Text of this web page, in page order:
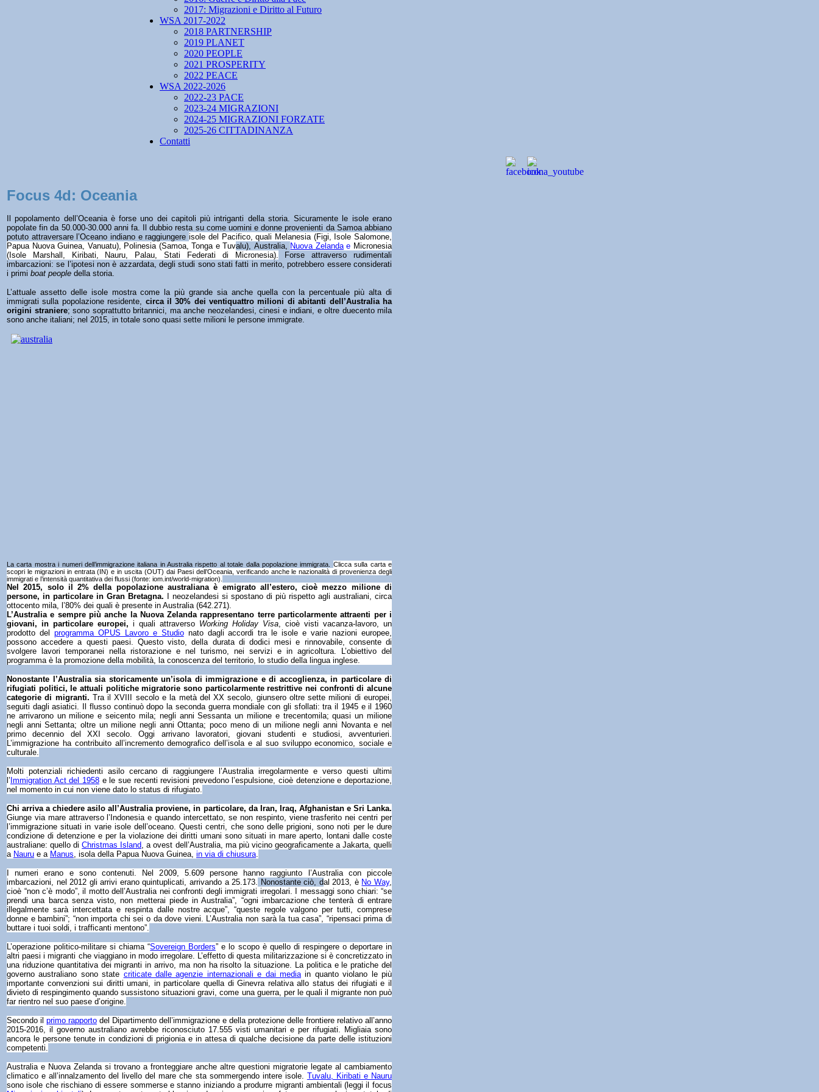
2017: Migrazioni e Diritto al Futuro
WSA 2017-2022
2018 PARTNERSHIP
2019 PLANET
2020 PEOPLE
2021 PROSPERITY
2022 PEACE
WSA 2022-2026
2022-23 PACE
2023-24 MIGRAZIONI
2024-25 MIGRAZIONI FORZATE
2025-26 CITTADINANZA
Contatti
Focus 4d: Oceania
Il popolamento dell’Oceania è forse uno dei capitoli più intriganti della storia. Sicuramente le isole erano
popolate fin da 50.000-30.000 anni fa. Il dubbio resta su come uomini e donne provenienti da Samoa abbiano
potuto attraversare l’Oceano indiano e raggiungereisole del Pacifico, quali Melanesia (Figi, Isole Salomone,
Papua Nuova Guinea, Vanuatu), Polinesia (Samoa, Tonga e Tuvalu), Australia, Nuova Zelandae Micronesia
(Isole Marshall, Kiribati, Nauru, Palau, Stati Federati di Micronesia). Forse attraverso rudimentali
imbarcazioni: se l’ipotesi non è azzardata, degli studi sono stati fatti in merito, potrebbero essere considerati
i primi boat people della storia.
L’attuale assetto delle isole mostra come la più grande sia anche quella con la percentuale più alta di
immigrati sulla popolazione residente, circa il 30% dei ventiquattro milioni di abitanti dell’Australia ha
origini straniere; sono soprattutto britannici, ma anche neozelandesi, cinesi e indiani, e oltre duecento mila
sono anche italiani; nel 2015, in totale sono quasi sette milioni le persone immigrate.
La carta mostra i numeri dell’immigrazione italiana in Australia rispetto al totale dalla popolazione immigrata. Clicca sulla carta e
scopri le migrazioni in entrata (IN) e in uscita (OUT) dai Paesi dell’Oceania, verificando anche le nazionalità di provenienza degli
immigrati e l’intensità quantitativa dei flussi (fonte: iom.int/world-migration).
Nel 2015, solo il 2% della popolazione australiana è emigrato all’estero, cioè mezzo milione di
persone, in particolare in Gran Bretagna.
I neozelandesi si spostano di più rispetto agli australiani, circa
ottocento mila, l’80% dei quali è presente in Australia (642.271).
L’Australia e sempre più anche la Nuova Zelanda rappresentano terre particolarmente attraenti per i
giovani, in particolare europei, i quali attraverso Working Holiday Visa, cioè visti vacanza-lavoro, un
prodotto del programma OPUS Lavoro e Studionato dagli accordi tra le isole e varie nazioni europee,
possono accedere a questi paesi. Questo visto, della durata di dodici mesi e rinnovabile, consente di
svolgere lavori temporanei nella ristorazione e nel turismo, nei servizi e in agricoltura. L’obiettivo del
programma è la promozione della mobilità, la conoscenza del territorio, lo studio della lingua inglese.
Nonostante l’Australia sia storicamente un’isola di immigrazione e di accoglienza, in particolare di
rifugiati politici, le attuali politiche migratorie sono particolarmente restrittive nei confronti di alcune
categorie di migranti. Tra il XVIII secolo e la metà del XX secolo, giunsero oltre sette milioni di europei,
seguiti dagli asiatici. Il flusso continuò dopo la seconda guerra mondiale con gli sfollati: tra il 1945 e il 1960
ne arrivarono un milione e seicento mila; negli anni Sessanta un milione e trecentomila; quasi un milione
negli anni Settanta; oltre un milione negli anni Ottanta; poco meno di un milione negli anni Novanta e nel
primo decennio del XXI secolo. Oggi arrivano lavoratori, giovani studenti e studiosi, avventurieri.
L’immigrazione ha contribuito all’incremento demografico dell’isola e al suo sviluppo economico, sociale e
culturale.
Molti potenziali richiedenti asilo cercano di raggiungere l’Australia irregolarmente e verso questi ultimi
l’ Immigration Actdel 1958e le sue recenti revisioni prevedono l’espulsione, cioè detenzione e deportazione,
nel momento in cui non viene dato lo status di rifugiato.
Chi arriva a chiedere asilo all’Australia proviene, in particolare, da Iran, Iraq, Afghanistan e Sri Lanka.
Giunge via mare attraverso l’Indonesia e quando intercettato, se non respinto, viene trasferito nei centri per
l’immigrazione situati in varie isole dell’oceano. Questi centri, che sono delle prigioni, sono noti per le dure
condizione di detenzione e per la violazione dei diritti umani sono situati in mare aperto, lontani dalle coste
australiane: quello diChristmas Island, a ovest dell’Australia, ma più vicino geograficamente a Jakarta, quelli
a Nauru e a Manus, isola della Papua Nuova Guinea, in via di chiusura.
I numeri erano e sono contenuti. Nel 2009, 5.609 persone hanno raggiunto l’Australia con piccole
imbarcazioni, nel 2012 gli arrivi erano quintuplicati, arrivando a 25.173. Nonostante ciò, dal 2013, è No Way,
cioè “non c’è modo”, il motto dell’Australia nei confronti degli immigrati irregolari. I messaggi sono chiari: “se
prendi una barca senza visto, non metterai piede in Australia”, “ogni imbarcazione che tenterà di entrare
illegalmente sarà intercettata e respinta dalle nostre acque”, “queste regole valgono per tutti, comprese
donne e bambini”; “non importa chi sei o da dove vieni. L’Australia non sarà la tua casa”, “ripensaci prima di
buttare i tuoi soldi, i trafficanti mentono”.
L’operazione politico-militare si chiama “Sovereign Borders” e lo scopo è quello di respingere o deportare in
altri paesi i migranti che viaggiano in modo irregolare. L’effetto di questa militarizzazione si è concretizzato in
una riduzione quantitativa dei migranti in arrivo, ma non ha risolto la situazione. La politica e le pratiche del
governo australiano sono state criticate dalle agenzie internazionali e dai media in quanto violano le più
importante convenzioni sui diritti umani, in particolare quella di Ginevra relativa allo status dei rifugiati e il
divieto di respingimento quando sussistono situazioni gravi, come una guerra, per le quali il migrante non può
far rientro nel suo paese d’origine.
Secondo il primo rapporto del Dipartimento dell’immigrazione e della protezione delle frontiere relativo all’anno
2015-2016, il governo australiano avrebbe riconosciuto 17.555 visti umanitari e per rifugiati. Migliaia sono
ancora le persone tenute in condizioni di prigionia e in attesa di qualche decisione da parte delle istituzioni
competenti.
Australia e Nuova Zelanda si trovano a fronteggiare anche altre questioni migratorie legate al cambiamento
climatico e all’innalzamento del livello del mare che sta sommergendo intere isole. Tuvalu, Kiribati e Nauru
sono isole che rischiano di essere sommerse e stanno iniziando a produrre migranti ambientali (leggi il focus